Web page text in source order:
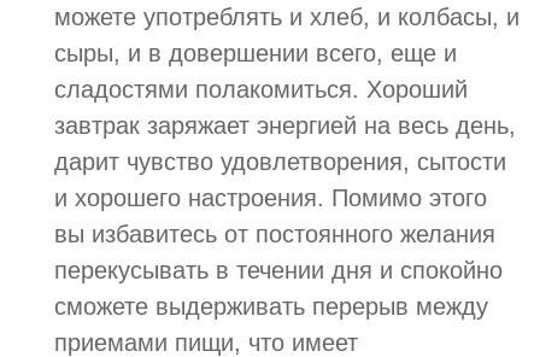
можете употреблять и хлеб, и колбасы, и
сыры, и в довершении всего, еще и
сладостями полакомиться. Хороший
завтрак заряжает энергией на весь день,
дарит чувство удовлетворения, сытости
и хорошего настроения. Помимо этого
вы избавитесь от постоянного желания
перекусывать в течении дня и спокойно
сможете выдерживать перерыв между
приемами пищи, что имеет